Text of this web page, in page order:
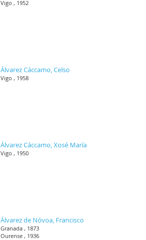
Vigo , 1952
Álvarez Cáccamo, Celso
Vigo , 1958
Álvarez Cáccamo, Xosé María
Vigo , 1950
Álvarez de Nóvoa, Francisco
Granada , 1873
Ourense , 1936